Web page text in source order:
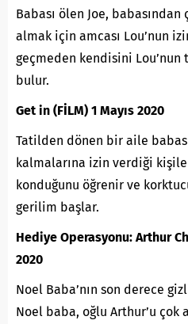
Babası ölen Joe,
almak için amcası Lou’nun
geçmeden kendisini
bulur.
Get in (FİLM) 1 Mayıs 2020
Tatilden dönen bir aile
kalmalarına izin verdiği
konduğunu öğrenir ve
gerilim başlar.
Hediye Operasyonu: Arthur
2020
Noel Baba’nın son derece
Noel baba, oğlu Arthur’u çok